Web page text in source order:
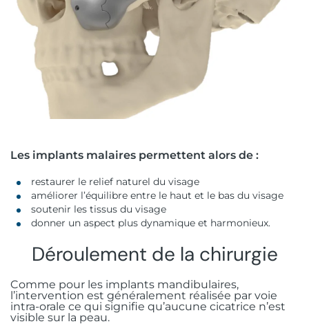
Les implants malaires permettent alors de :
restaurer le relief naturel du visage
améliorer l’équilibre entre le haut et le bas du visage
soutenir les tissus du visage
donner un aspect plus dynamique et harmonieux.
Déroulement de la chirurgie
Comme pour les implants mandibulaires,
l’intervention est généralement réalisée par voie
intra-orale ce qui signifie qu’aucune cicatrice n’est
visible sur la peau.